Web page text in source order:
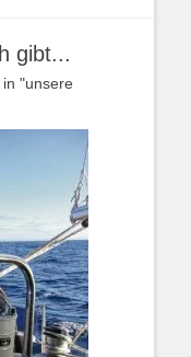
gibt...
"unsere